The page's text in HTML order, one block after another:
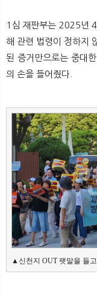
1심 재판부는 2025년
해 관련 법령이 정하지
된 증거만으로는 중대
의 손을 들어줬다.
▲신천지 OUT 팻말을 들